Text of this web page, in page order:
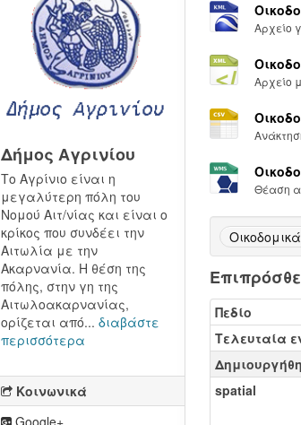
Αρχείο
Αρχείο
Θέαση
Πεδίο
Τελευταία
spatial
Δήμος Αγρινίου
Το Αγρίνιο είναι η
μεγαλύτερη πόλη του
Νομού Αιτ/νίας και είναι ο
κρίκος που συνδέει την
Αιτωλία με την
Ακαρνανία. Η θέση της
πόλης, στην γη της
Αιτωλοακαρνανίας,
ορίζεται από... διαβάστε
περισσότερα
Κοινωνικά